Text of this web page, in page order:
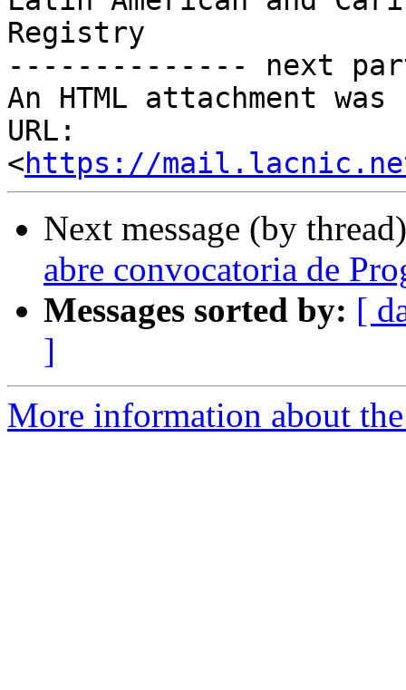
Registry
-------------- next
An HTML attachment
URL:
<https://mail.lacnic.net/
Next message (by
abre convocatoria de
Messages sorted by: [
]
More information about